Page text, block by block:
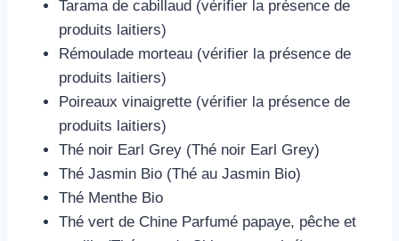
Tarama de cabillaud (vérifier la présence de
produits laitiers)
Rémoulade morteau (vérifier la présence de
produits laitiers)
Poireaux vinaigrette (vérifier la présence de
produits laitiers)
Thé noir Earl Grey (Thé noir Earl Grey)
Thé Jasmin Bio (Thé au Jasmin Bio)
Thé Menthe Bio
Thé vert de Chine Parfumé papaye, pêche et